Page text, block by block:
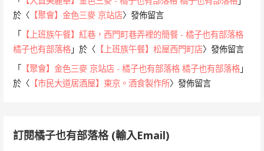
於〈 【聚會】金色三麥 京站店〉發佈留言
「
【上班族午餐】紅巷，西門町巷弄裡的簡餐 - 橘子也有部落格
橘子也有部落格 」於〈 【上班族午餐】松屋西門町店〉發佈留言
「
【聚會】金色三麥 京站店 - 橘子也有部落格 橘子也有部落格 」
於〈 【市民大道居酒屋】東京。酒食製作所〉發佈留言
訂閱橘子也有部落格 (輸入Email)